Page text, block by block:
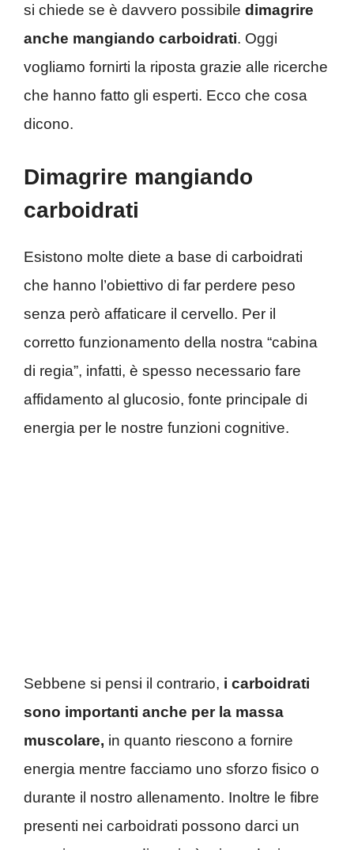
si chiede se è davvero possibile dimagrire
anche mangiando carboidrati. Oggi
vogliamo fornirti la riposta grazie alle ricerche
che hanno fatto gli esperti. Ecco che cosa
dicono.
Dimagrire mangiando
carboidrati
Esistono molte diete a base di carboidrati
che hanno l’obiettivo di far perdere peso
senza però affaticare il cervello. Per il
corretto funzionamento della nostra “cabina
di regia”, infatti, è spesso necessario fare
affidamento al glucosio, fonte principale di
energia per le nostre funzioni cognitive.
Sebbene si pensi il contrario, i carboidrati
sono importanti anche per la massa
muscolare, in quanto riescono a fornire
energia mentre facciamo uno sforzo fisico o
durante il nostro allenamento. Inoltre le fibre
presenti nei carboidrati possono darci un